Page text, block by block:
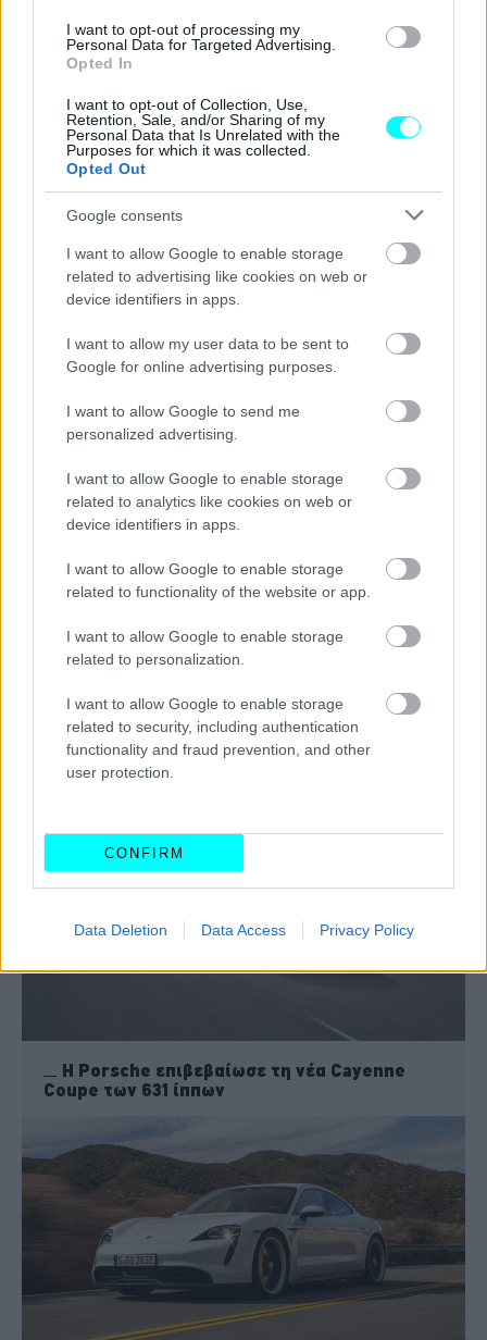
I want to opt-out of processing my
Personal Data for Targeted Advertising.
Opted In
I want to opt-out of Collection, Use,
Retention, Sale, and/or Sharing of my
Personal Data that Is Unrelated with the
Purposes for which it was collected.
Opted Out
Google consents
I want to allow Google to enable storage
related to advertising like cookies on web or
device identifiers in apps.
I want to allow my user data to be sent to
Google for online advertising purposes.
I want to allow Google to send me
personalized advertising.
I want to allow Google to enable storage
related to analytics like cookies on web or
device identifiers in apps.
I want to allow Google to enable storage
related to functionality of the website or app.
I want to allow Google to enable storage
related to personalization.
I want to allow Google to enable storage
related to security, including authentication
functionality and fraud prevention, and other
user protection.
CONFIRM
Data Deletion Data Access Privacy Policy
εργοστάσιο της Λειψίας μαζί και με τις Macan, Panamera
και Panamera Sport Turismo. Για την ακρίβεια, χωρίς
επενδύει 600 εκατ. Ευρώ στην επέκταση του εργοστασίου
της γερμανικής πόλης, κατασκευάζοντας επιπλέον χώρο
75,5 στρεμμάτων για την κατασκευή αμαξωμάτων.
συνεργασίας της Porsche και της Audi, υπό την ομπρέλα
του Oμίλου VW, μετά τις υβριδικές Porsche Cayenne και
Audi Q7, τις Taycan και E-tron GT, καθώς και τα ηλεκτρικά
Macan EV και Q6 E-tron που οι δύο εταιρείες εξελίσσουν
Νέα Porsche 911 GT3: Πάρτι στην πίστα
Η Porsche επιβεβαίωσε τη νέα Cayenne
Coupe των 631 ίππων